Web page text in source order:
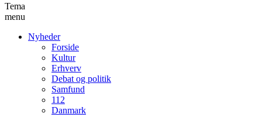
Tema
menu
Nyheder
Forside
Kultur
Erhverv
Debat og politik
Samfund
112
Danmark